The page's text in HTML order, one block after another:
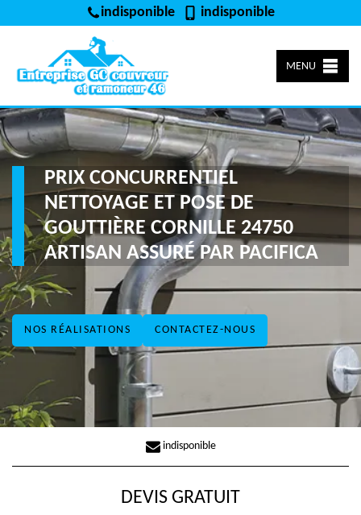
indisponible indisponible
MENU
NOS RÉALISATIONS CONTACTEZ-NOUS
PRIX CONCURRENTIEL
NETTOYAGE ET POSE DE
GOUTTIÈRE CORNILLE 24750
ARTISAN ASSURÉ PAR PACIFICA
indisponible
DEVIS GRATUIT